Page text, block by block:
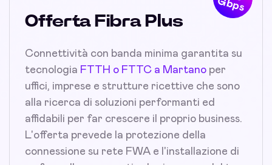
Gbps
Offerta Fibra Plus
Connettività con banda minima garantita su
tecnologia FTTH o FTTC a Martano per
uffici, imprese e strutture ricettive che sono
alla ricerca di soluzioni performanti ed
affidabili per far crescere il proprio business.
L'offerta prevede la protezione della
connessione su rete FWA e l'installazione di